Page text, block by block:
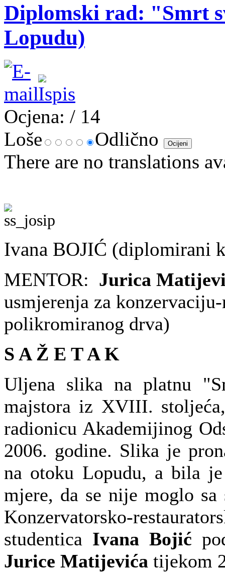
Diplomski rad: "Smrt
Lopudu)
Ocjena: / 14
Loše
Odlično
There are no translations
Ivana BOJIĆ (diplomirani
MENTOR: Jurica
usmjerenja za
polikromiranog drva)
S A Ž E T A K
Uljena slika na platnu
majstora iz XVIII.
radionicu Akademijinog
2006. godine. Slika je
na otoku Lopudu, a bila
mjere, da se nije moglo
Konzervatorsko-
studentica Ivana Bojić
Jurice Matijevića tijekom